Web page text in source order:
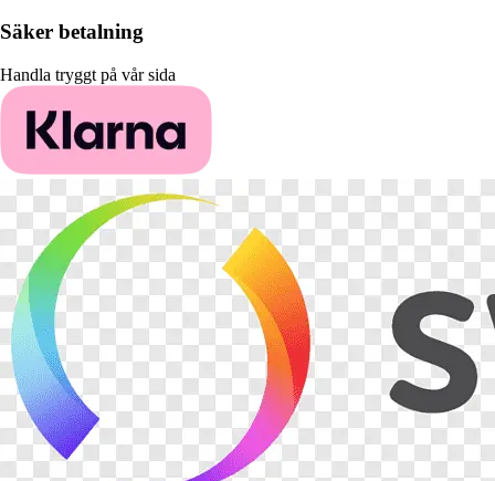
Säker betalning
Handla tryggt på vår sida